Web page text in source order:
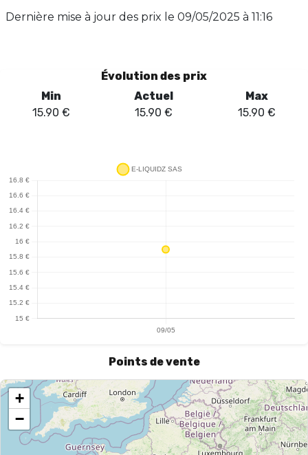
fortes, ce produit saura ravir vos papilles à chaque
Dernière mise à jour des prix le 09/05/2025 à 11:16
Évolution des prix
Min
15.90 €
Actuel
15.90 €
Max
15.90 €
Points de vente
+
−